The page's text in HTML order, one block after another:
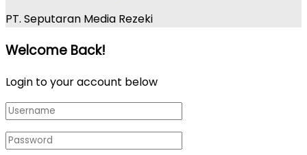
PT. Seputaran Media Rezeki
Welcome Back!
Login to your account below